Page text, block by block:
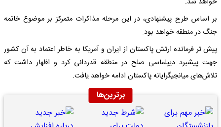
بر اساس طرح پیشنهادی، در این مرحله مذاکرات متمرکز بر موضوع خاتمه
جنگ در منطقه خواهد بود.
پیش تر فرمانده ارتش پاکستان از ایران و آمریکا به خاطر اعتماد به آن کشور
جهت پیشبرد دیپلماسی صلح در منطقه قدردانی کرد و اظهار داشت که
تلاش‌های میانجیگرایانه پاکستان ادامه خواهد یافت.
برترین‌ها